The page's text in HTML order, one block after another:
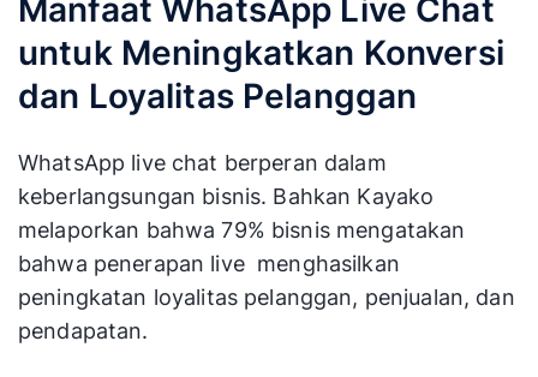
Verifikasi &
Green Tick
Bisa dapat Business Account
(centang abu-abu), tapi tidak
mengajukan green tick.
Rekomendasi
pelanggan per hari dan 1–2 agen.
Biaya Gratis.
Manfaat WhatsApp Live Chat
untuk Meningkatkan Konversi
dan Loyalitas Pelanggan
WhatsApp live chat berperan dalam
keberlangsungan bisnis. Bahkan Kayako
melaporkan bahwa 79% bisnis mengatakan
bahwa penerapan live menghasilkan
peningkatan loyalitas pelanggan, penjualan, dan
pendapatan.